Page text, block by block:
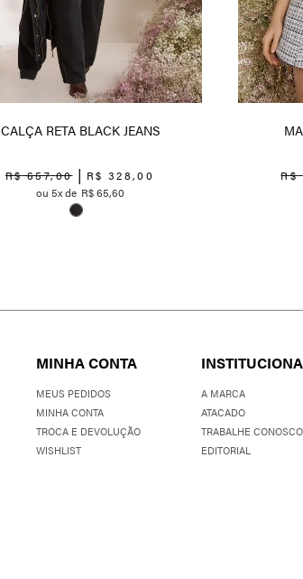
CALÇA RETA BLACK JEANS
R$ 657,00 R$ 328,00
5
R$65,60
R$
MINHA CONTA
MEUS PEDIDOS
MINHA CONTA
TROCA E DEVOLUÇÃO
WISHLIST
A MARCA
ATACADO
TRABALHE CONOSCO
EDITORIAL